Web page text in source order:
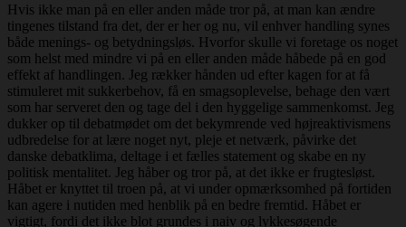
Hvis ikke man på en eller anden måde tror på, at man kan ændre
tingenes tilstand fra det, der er her og nu, vil enhver handling synes
både menings- og betydningsløs. Hvorfor skulle vi foretage os noget
som helst med mindre vi på en eller anden måde håbede på en god
effekt af handlingen. Jeg rækker hånden ud efter kagen for at få
stimuleret mit sukkerbehov, få en smagsoplevelse, behage den vært
som har serveret den og tage del i den hyggelige sammenkomst. Jeg
dukker op til debatmødet om det bekymrende ved højreaktivismens
udbredelse for at lære noget nyt, pleje et netværk, påvirke det
danske debatklima, deltage i et fælles statement og skabe en ny
politisk mentalitet. Jeg håber og tror på, at det ikke er frugtesløst.
Håbet er knyttet til troen på, at vi under opmærksomhed på fortiden
kan agere i nutiden med henblik på en bedre fremtid. Håbet er
vigtigt, fordi det ikke blot grundes i naiv og lykkesøgende